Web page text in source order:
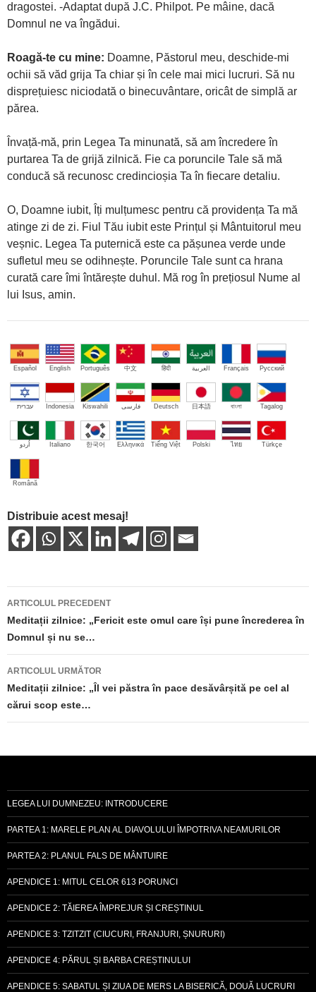
dragostei. -Adaptat după J.C. Philpot. Pe mâine, dacă
Domnul ne va îngădui.
Roagă-te cu mine: Doamne, Păstorul meu, deschide-mi
ochii să văd grija Ta chiar și în cele mai mici lucruri. Să nu
disprețuiesc niciodată o binecuvântare, oricât de simplă ar
părea.
Învață-mă, prin Legea Ta minunată, să am încredere în
purtarea Ta de grijă zilnică. Fie ca poruncile Tale să mă
conducă să recunosc credincioșia Ta în fiecare detaliu.
O, Doamne iubit, Îți mulțumesc pentru că providența Ta mă
atinge zi de zi. Fiul Tău iubit este Prințul și Mântuitorul meu
veșnic. Legea Ta puternică este ca pășunea verde unde
sufletul meu se odihnește. Poruncile Tale sunt ca hrana
curată care îmi întărește duhul. Mă rog în prețiosul Nume al
lui Isus, amin.
Español English Português 中文 हिंदी العربية Français Русский
עברית Indonesia Kiswahili فارسی Deutsch 日本語 বাংলা Tagalog
اُردو Italiano 한국어 Ελληνικά Tiếng Việt Polski ไทย Türkçe
Română
Distribuie acest mesaj!
Navigare
în
articole
ARTICOLUL PRECEDENT
Meditații zilnice: „Fericit este omul care își pune încrederea în
Domnul și nu se…
ARTICOLUL URMĂTOR
Meditații zilnice: „Îl vei păstra în pace desăvârșită pe cel al
cărui scop este…
LEGEA LUI DUMNEZEU: INTRODUCERE
PARTEA 1: MARELE PLAN AL DIAVOLULUI ÎMPOTRIVA NEAMURILOR
PARTEA 2: PLANUL FALS DE MÂNTUIRE
APENDICE 1: MITUL CELOR 613 PORUNCI
APENDICE 2: TĂIEREA ÎMPREJUR ȘI CREȘTINUL
APENDICE 3: TZITZIT (CIUCURI, FRANJURI, ȘNURURI)
APENDICE 4: PĂRUL ȘI BARBA CREȘTINULUI
APENDICE 5: SABATUL ȘI ZIUA DE MERS LA BISERICĂ, DOUĂ LUCRURI